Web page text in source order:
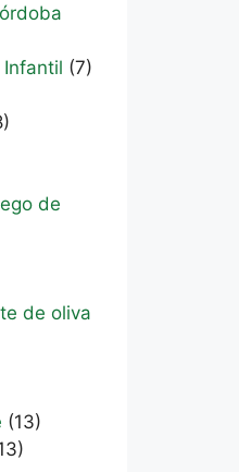
Infantil (7)
de
de oliva
(13)